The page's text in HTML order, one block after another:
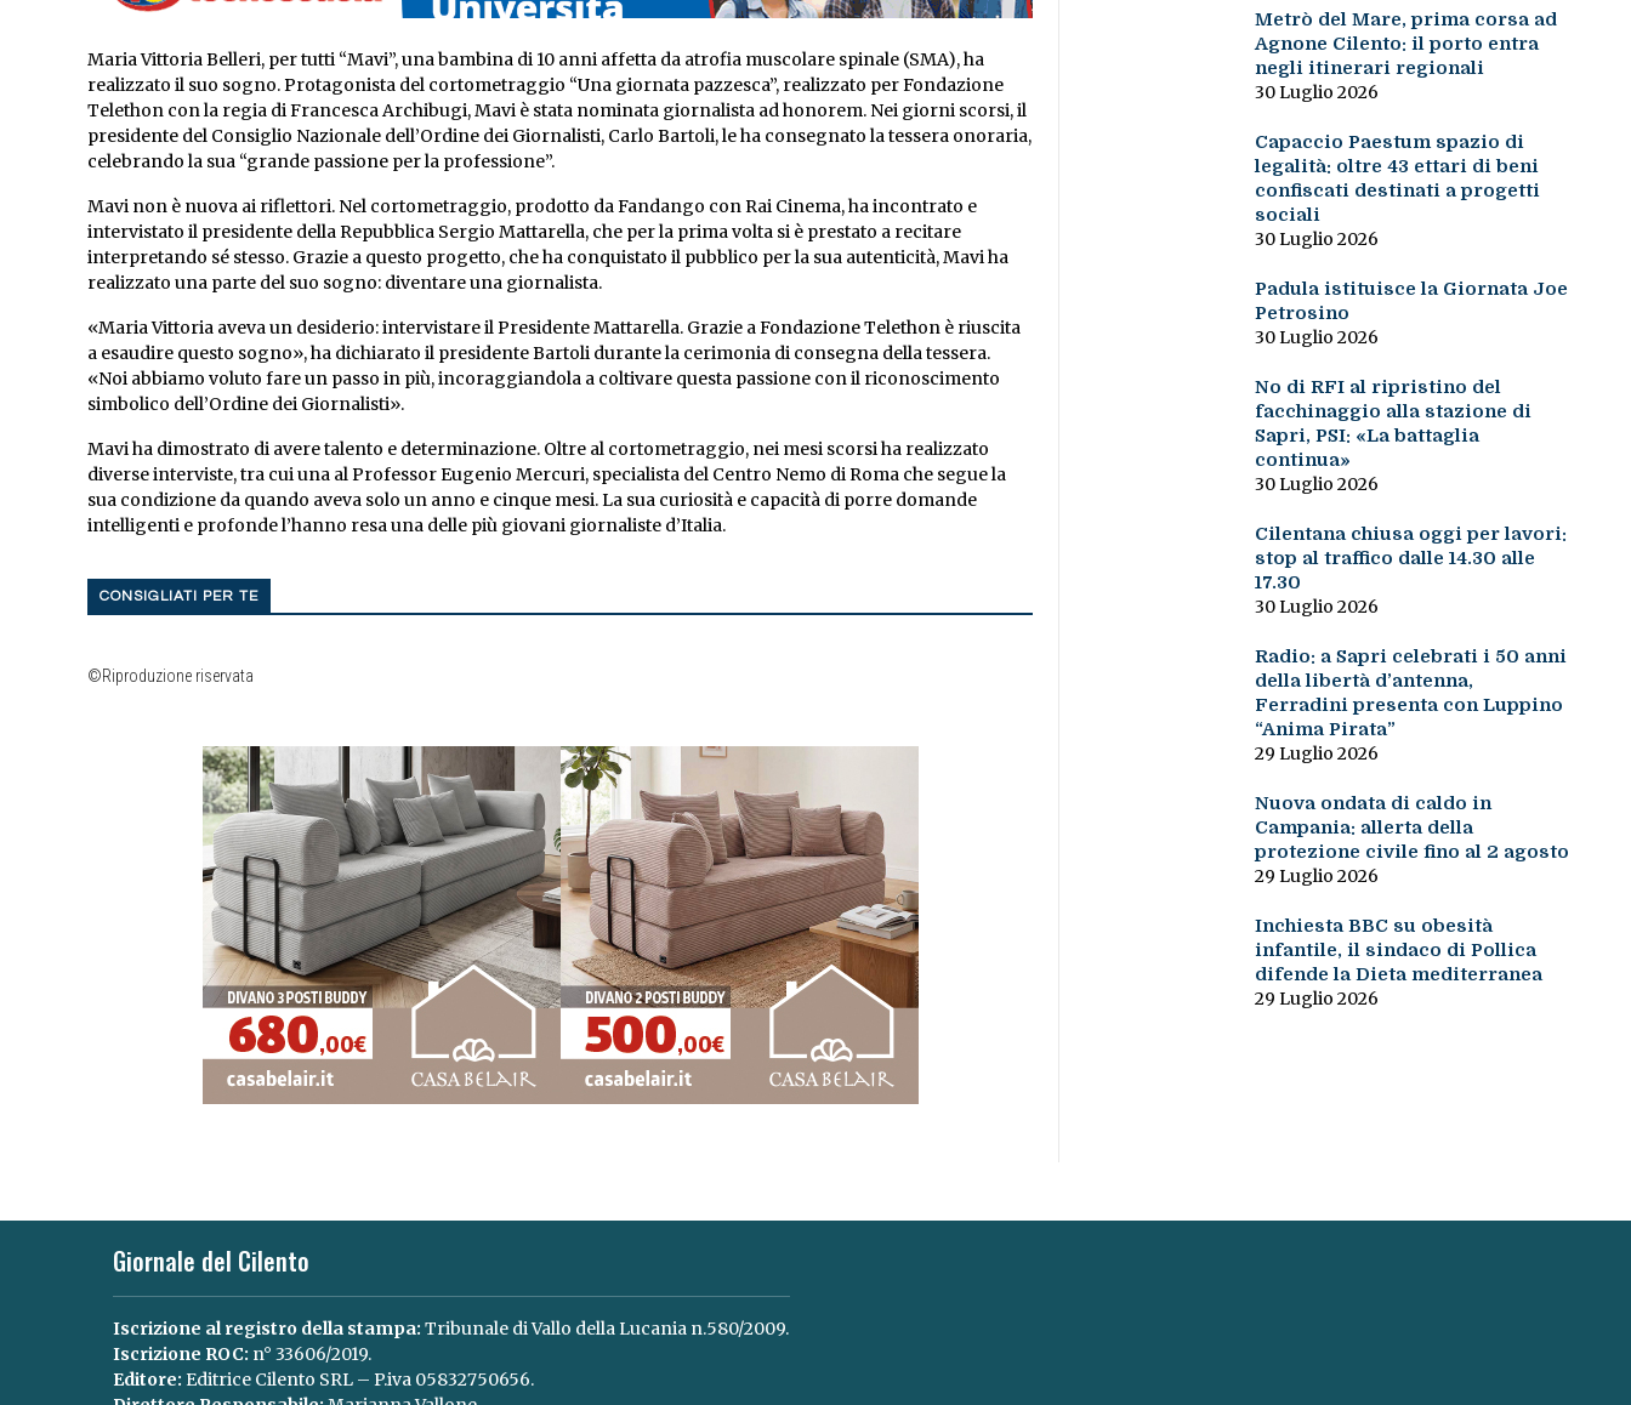
Maria Vittoria Belleri, per tutti “Mavi”, una bambina di 10 anni affetta da atrofia muscolare spinale (SMA), ha
realizzato il suo sogno. Protagonista del cortometraggio “Una giornata pazzesca”, realizzato per Fondazione
Telethon con la regia di Francesca Archibugi, Mavi è stata nominata giornalista ad honorem. Nei giorni scorsi, il
presidente del Consiglio Nazionale dell’Ordine dei Giornalisti, Carlo Bartoli, le ha consegnato la tessera onoraria,
celebrando la sua “grande passione per la professione”.
Mavi non è nuova ai riflettori. Nel cortometraggio, prodotto da Fandango con Rai Cinema, ha incontrato e
intervistato il presidente della Repubblica Sergio Mattarella, che per la prima volta si è prestato a recitare
interpretando sé stesso. Grazie a questo progetto, che ha conquistato il pubblico per la sua autenticità, Mavi ha
realizzato una parte del suo sogno: diventare una giornalista.
«Maria Vittoria aveva un desiderio: intervistare il Presidente Mattarella. Grazie a Fondazione Telethon è riuscita
a esaudire questo sogno», ha dichiarato il presidente Bartoli durante la cerimonia di consegna della tessera.
«Noi abbiamo voluto fare un passo in più, incoraggiandola a coltivare questa passione con il riconoscimento
simbolico dell’Ordine dei Giornalisti».
Mavi ha dimostrato di avere talento e determinazione. Oltre al cortometraggio, nei mesi scorsi ha realizzato
diverse interviste, tra cui una al Professor Eugenio Mercuri, specialista del Centro Nemo di Roma che segue la
sua condizione da quando aveva solo un anno e cinque mesi. La sua curiosità e capacità di porre domande
intelligenti e profonde l’hanno resa una delle più giovani giornaliste d’Italia.
CONSIGLIATI PER TE
©Riproduzione riservata
Metrò del Mare, prima corsa ad
Agnone Cilento: il porto entra
negli itinerari regionali
30 Luglio 2026
Capaccio Paestum spazio di
legalità: oltre 43 ettari di beni
confiscati destinati a progetti
sociali
30 Luglio 2026
Padula istituisce la Giornata Joe
Petrosino
30 Luglio 2026
No di RFI al ripristino del
facchinaggio alla stazione di
Sapri, PSI: «La battaglia
continua»
30 Luglio 2026
Cilentana chiusa oggi per lavori:
stop al traffico dalle 14.30 alle
17.30
30 Luglio 2026
Radio: a Sapri celebrati i 50 anni
della libertà d’antenna,
Ferradini presenta con Luppino
“Anima Pirata”
29 Luglio 2026
Nuova ondata di caldo in
Campania: allerta della
protezione civile fino al 2 agosto
29 Luglio 2026
Inchiesta BBC su obesità
infantile, il sindaco di Pollica
difende la Dieta mediterranea
29 Luglio 2026
Giornale del Cilento
Iscrizione al registro della stampa: Tribunale di Vallo della Lucania n.580/2009.
Iscrizione ROC: n° 33606/2019.
Editore: Editrice Cilento SRL – P.iva 05832750656.